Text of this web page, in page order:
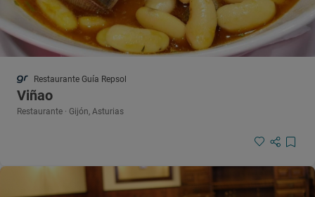
Restaurante Guía Repsol
Viñao
Restaurante · Gijón, Asturias